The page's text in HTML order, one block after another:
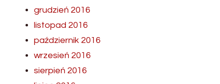
grudzień 2016
listopad 2016
październik 2016
wrzesień 2016
sierpień 2016